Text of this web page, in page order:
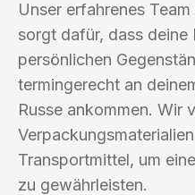
Unser erfahrenes
sorgt dafür, dass deine
persönlichen
termingerecht an
Russe ankommen. Wir
Transportmittel, um
zu gewährleisten.